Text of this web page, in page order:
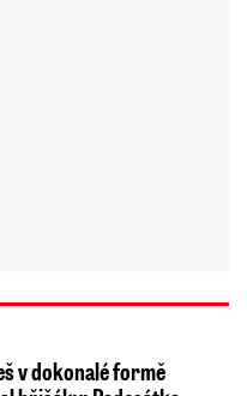
v dokonalé formě